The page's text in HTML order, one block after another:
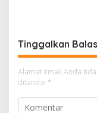
Tinggalkan
Alamat email Anda
ditandai *